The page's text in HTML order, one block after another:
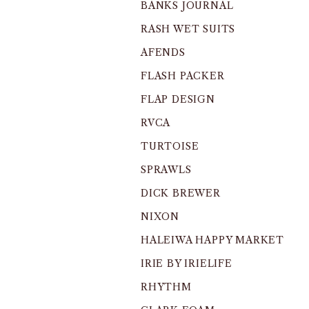
BANKS JOURNAL
RASH WET SUITS
AFENDS
FLASH PACKER
FLAP DESIGN
RVCA
TURTOISE
SPRAWLS
DICK BREWER
NIXON
HALEIWA HAPPY MARKET
IRIE BY IRIELIFE
RHYTHM